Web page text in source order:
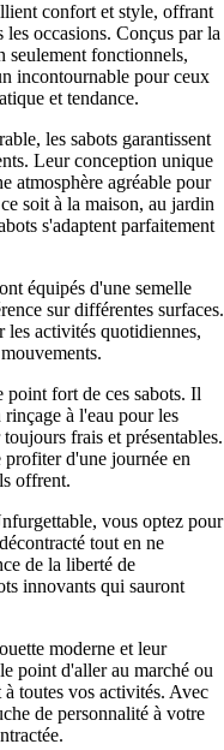
confort et style, offrant
occasions. Conçus par la
seulement fonctionnels,
incontournable pour ceux
et tendance.
les sabots garantissent
Leur conception unique
atmosphère agréable pour
soit à la maison, au jardin
s'adaptent parfaitement
équipés d'une semelle
sur différentes surfaces.
les activités quotidiennes,
point fort de ces sabots. Il
à l'eau pour les
frais et présentables.
d'une journée en
offrent.
vous optez pour
tout en ne
de la liberté de
innovants qui sauront
moderne et leur
point d'aller au marché ou
toutes vos activités. Avec
de personnalité à votre